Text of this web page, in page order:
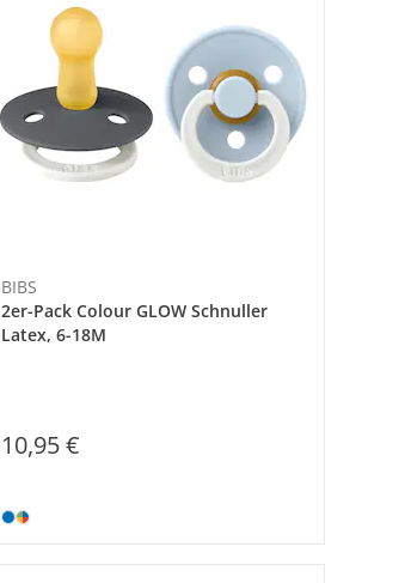
BIBS
2er-Pack Colour GLOW Schnuller
Latex, 6-18M
10,95 €